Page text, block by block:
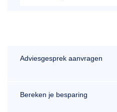
Adviesgesprek aanvragen
Bereken je besparing